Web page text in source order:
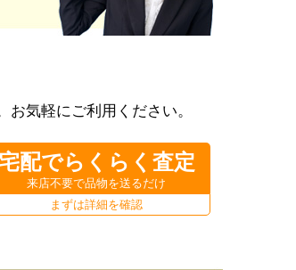
気軽にご利用ください。
配でらくらく査定
来店不要で品物を送るだけ
まずは詳細を確認